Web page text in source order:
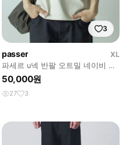
3
passer
XL
파세르 u넥 반팔 오트밀 네이비 검
정 세트가격
50,000원
27 3